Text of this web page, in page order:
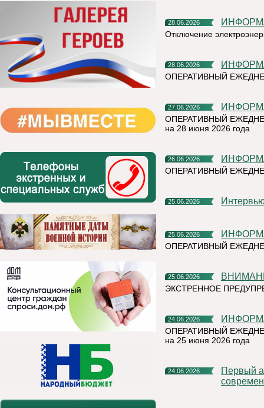
28.06.2026
Отключение
28.06.2026
ОПЕРАТИВНЫЙ
27.06.2026
ОПЕРАТИВНЫЙ
на 28 июня 2026 года
26.06.2026
ОПЕРАТИВНЫЙ
25.06.2026
25.06.2026
ОПЕРАТИВНЫЙ
25.06.2026
ЭКСТРЕННОЕ
24.06.2026
ОПЕРАТИВНЫЙ
на 25 июня 2026 года
24.06.2026
Первый алюминиевый завод РУСАЛа полностью перешел на